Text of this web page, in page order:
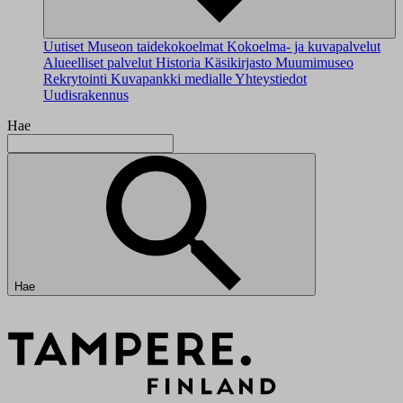
Uutiset Museon taidekokoelmat Kokoelma- ja kuvapalvelut
Alueelliset palvelut Historia Käsikirjasto Muumimuseo
Rekrytointi Kuvapankki medialleYhteystiedot
Uudisrakennus
Hae
Hae